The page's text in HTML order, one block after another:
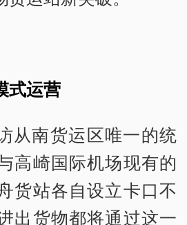
式运营
从南货运区唯一的统
高崎国际机场现有的
货站各自设立卡口不
出货物都将通过这一